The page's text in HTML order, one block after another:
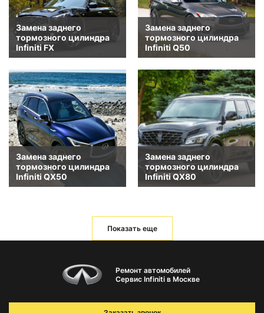
Замена заднего
тормозного цилиндра
Infiniti FX
Замена заднего
тормозного цилиндра
Infiniti Q50
Замена заднего
тормозного цилиндра
Infiniti QX50
Замена заднего
тормозного цилиндра
Infiniti QX80
Показать еще
Ремонт автомобилей
Сервис Infiniti в Москве